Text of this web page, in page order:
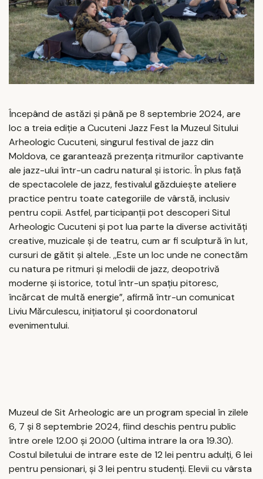
Începând de astăzi și până pe 8 septembrie 2024, are
loc a treia ediție a Cucuteni Jazz Fest la Muzeul Sitului
Arheologic Cucuteni, singurul festival de jazz din
Moldova, ce garantează prezența ritmurilor captivante
ale jazz-ului într-un cadru natural și istoric. În plus față
de spectacolele de jazz, festivalul găzduiește ateliere
practice pentru toate categoriile de vârstă, inclusiv
pentru copii. Astfel, participanții pot descoperi Situl
Arheologic Cucuteni și pot lua parte la diverse activități
creative, muzicale și de teatru, cum ar fi sculptură în lut,
cursuri de gătit și altele. ,,Este un loc unde ne conectăm
cu natura pe ritmuri și melodii de jazz, deopotrivă
moderne și istorice, totul într-un spațiu pitoresc,
încărcat de multă energie”, afirmă într-un comunicat
Liviu Mărculescu, inițiatorul și coordonatorul
evenimentului.
Muzeul de Sit Arheologic are un program special în zilele
6, 7 și 8 septembrie 2024, fiind deschis pentru public
între orele 12.00 și 20.00 (ultima intrare la ora 19.30).
Costul biletului de intrare este de 12 lei pentru adulți, 6 lei
pentru pensionari, și 3 lei pentru studenți. Elevii cu vârsta